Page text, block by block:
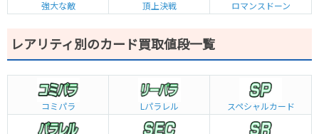
強大な敵 頂上決戦 ロマンスドーン
レアリティ別のカード買取値段一覧
コミパラ L パラレル スペシャルカード